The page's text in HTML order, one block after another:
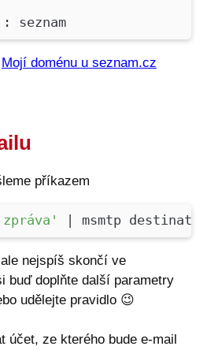
seznam
Mojí doménu u seznam.cz
příkazem
| msmtp
nejspíš skončí ve
buď doplňte další parametry
udělejte pravidlo 😉
účet, ze kterého bude e-mail